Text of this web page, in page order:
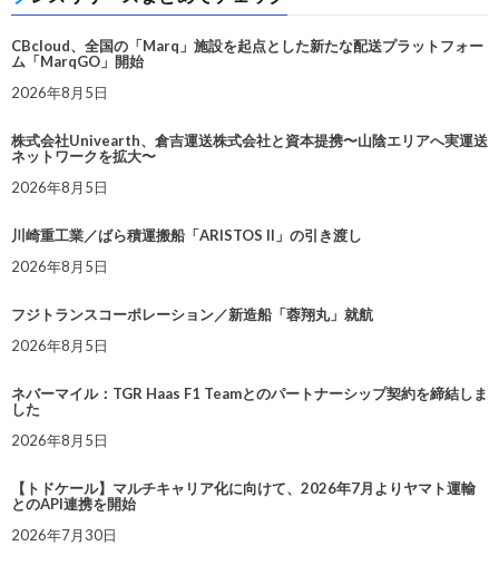
CBcloud、全国の「Marq」施設を起点とした新たな配送プラットフォー
ム「MarqGO」開始
2026年8月5日
株式会社Univearth、倉吉運送株式会社と資本提携〜山陰エリアへ実運送
ネットワークを拡大〜
2026年8月5日
川崎重工業／ばら積運搬船「ARISTOS II」の引き渡し
2026年8月5日
フジトランスコーポレーション／新造船「蓉翔丸」就航
2026年8月5日
ネバーマイル：TGR Haas F1 Teamとのパートナーシップ契約を締結しま
した
2026年8月5日
【トドケール】マルチキャリア化に向けて、2026年7月よりヤマト運輸
とのAPI連携を開始
2026年7月30日